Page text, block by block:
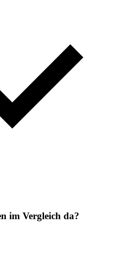
im Vergleich da?